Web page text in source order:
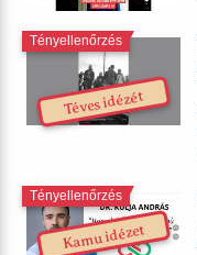
Téves idézét
Tényellenőrzés
Kamu idézet
Tényellenőrzés